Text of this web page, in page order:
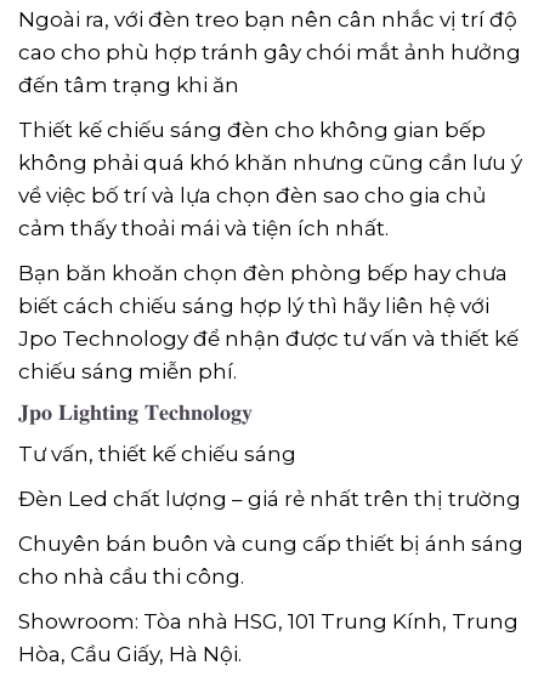
Ngoài ra, với đèn treo bạn nên cân nhắc vị trí độ
cao cho phù hợp tránh gây chói mắt ảnh hưởng
đến tâm trạng khi ăn
Thiết kế chiếu sáng đèn cho không gian bếp
không phải quá khó khăn nhưng cũng cần lưu ý
về việc bố trí và lựa chọn đèn sao cho gia chủ
cảm thấy thoải mái và tiện ích nhất.
Bạn băn khoăn chọn đèn phòng bếp hay chưa
biết cách chiếu sáng hợp lý thì hãy liên hệ với
Jpo Technology để nhận được tư vấn và thiết kế
chiếu sáng miễn phí.
𝐉𝐩𝐨 𝐋𝐢𝐠𝐡𝐭𝐢𝐧𝐠 𝐓𝐞𝐜𝐡𝐧𝐨𝐥𝐨𝐠𝐲
Tư vấn, thiết kế chiếu sáng
Đèn Led chất lượng – giá rẻ nhất trên thị trường
Chuyên bán buôn và cung cấp thiết bị ánh sáng
cho nhà cầu thi công.
Showroom: Tòa nhà HSG, 101 Trung Kính, Trung
Hòa, Cầu Giấy, Hà Nội.